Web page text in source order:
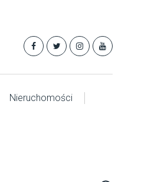
Nieruchomości